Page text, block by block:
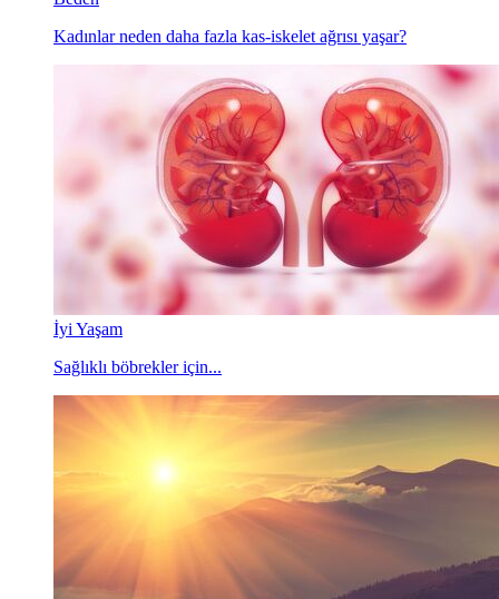
Kadınlar neden daha fazla kas-iskelet ağrısı yaşar?
İyi Yaşam
Sağlıklı böbrekler için...